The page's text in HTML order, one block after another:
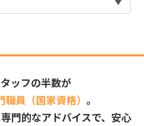
ッフの半数が
職員（国家資格） 。
門的なアドバイスで、安心